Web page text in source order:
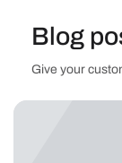
Blog
Give your